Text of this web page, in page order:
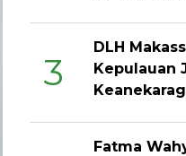
3
DLH
Kepulauan
Fatma